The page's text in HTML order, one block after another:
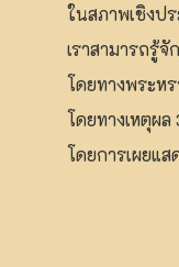
ในสภาพเชิงป
เราสามารถรู้จั
โดยทางพระห
โดยทางเหตุผล
โดยการเผยแส